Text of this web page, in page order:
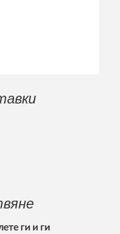
ги и ги